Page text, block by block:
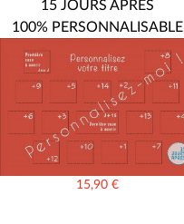
15 JOURS APRÈS
100% PERSONNALISABLE
15,90€